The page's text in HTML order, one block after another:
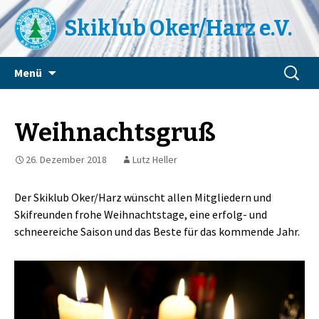
Skiklub Oker/Harz e.V.
Menü
Suchen
nach:
Weihnachtsgruß
26. Dezember 2018 Lutz Heller
Der Skiklub Oker/Harz wünscht allen Mitgliedern und
Skifreunden frohe Weihnachtstage, eine erfolg- und
schneereiche Saison und das Beste für das kommende Jahr.